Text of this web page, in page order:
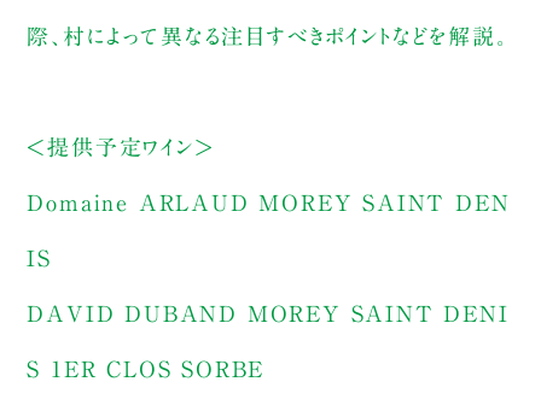
際、村によって異なる注目すべきポイントなどを解説。
＜提供予定ワイン＞
Domaine ARLAUD MOREY SAINT DEN
IS
DAVID DUBAND MOREY SAINT DENI
S 1ER CLOS SORBE